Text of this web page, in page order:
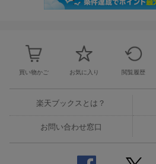
買い物かご お気に入り 閲覧履歴
楽天ブックスとは？
お問い合わせ窓口